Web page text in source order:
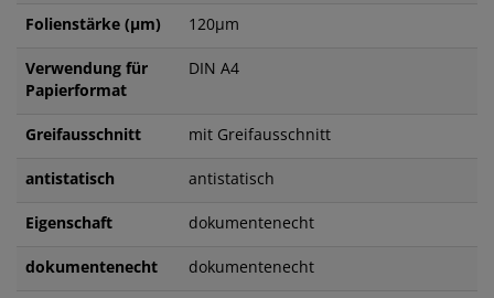
Folienstärke (µm) 120µm
Verwendung für
Papierformat
DIN A4
Greifausschnitt mit Greifausschnitt
antistatisch antistatisch
Eigenschaft dokumentenecht
dokumentenecht dokumentenecht